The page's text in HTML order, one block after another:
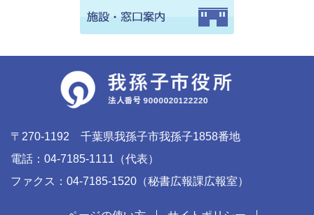
〒270-1192 千葉県我孫子市我孫子1858番地
電話：04-7185-1111（代表）
ファクス：04-7185-1520（秘書広報課広報室）